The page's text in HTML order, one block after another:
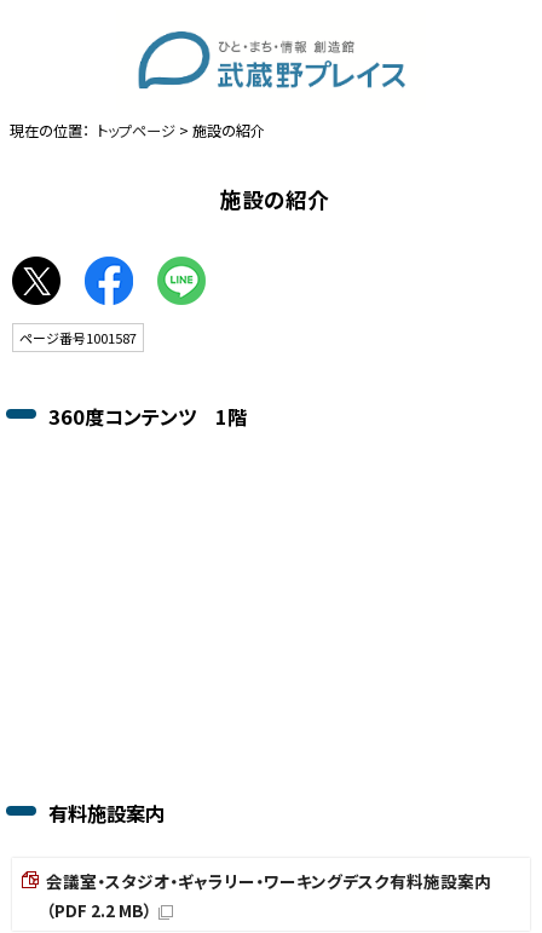
現在の位置： トップページ > 施設の紹介
施設の紹介
ページ番号1001587
360度コンテンツ 1階
有料施設案内
会議室・スタジオ・ギャラリー・ワーキングデスク有料施設案内
（PDF 2.2 MB）